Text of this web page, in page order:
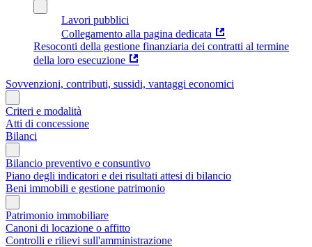
Lavori pubblici
Collegamento alla pagina dedicata
Resoconti della gestione finanziaria dei contratti al termine
della loro esecuzione
Sovvenzioni, contributi, sussidi, vantaggi economici
Criteri e modalità
Atti di concessione
Bilanci
Bilancio preventivo e consuntivo
Piano degli indicatori e dei risultati attesi di bilancio
Beni immobili e gestione patrimonio
Patrimonio immobiliare
Canoni di locazione o affitto
Controlli e rilievi sull'amministrazione